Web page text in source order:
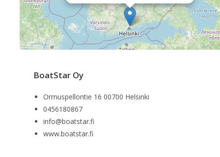
BoatStar Oy
Ormuspellontie 16 00700 Helsinki
0456180867
info@boatstar.fi
www.boatstar.fi